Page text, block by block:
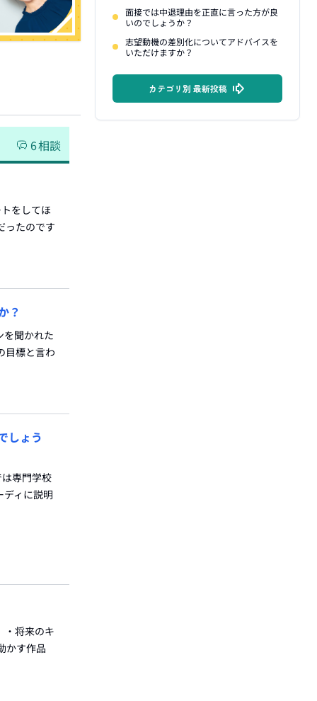
6相談
をしてほ
ったのです
？
を聞かれた
目標と言わ
しょう
専門学校
ィに説明
・将来のキ
かす作品
面接では中退理由を正直に言った方が良
いのでしょうか？
志望動機の差別化についてアドバイスを
いただけますか？
カテゴリ別 最新投稿